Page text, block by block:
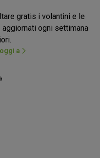
gratis i volantini e le
ogni settimana
a